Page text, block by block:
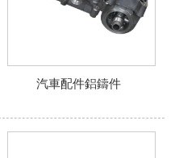
汽車配件鋁鑄件